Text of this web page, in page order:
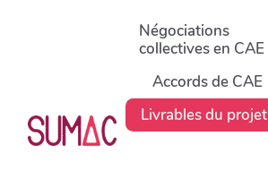
Aller au contenu principalNégociations
collectives en CAE
Accords de CAE
Livrables du projet